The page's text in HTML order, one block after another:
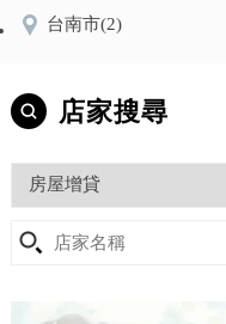
台南市(2)
店家搜尋